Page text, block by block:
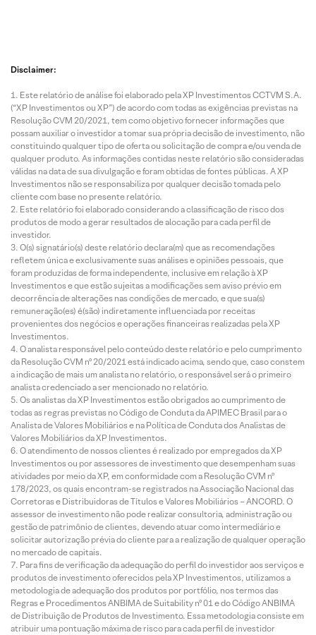
Disclaimer:
Este relatório de análise foi elaborado pela XP Investimentos CCTVM S.A.
(“XP Investimentos ou XP”) de acordo com todas as exigências previstas na
Resolução CVM 20/2021, tem como objetivo fornecer informações que
possam auxiliar o investidor a tomar sua própria decisão de investimento, não
constituindo qualquer tipo de oferta ou solicitação de compra e/ou venda de
qualquer produto. As informações contidas neste relatório são consideradas
válidas na data de sua divulgação e foram obtidas de fontes públicas. A XP
Investimentos não se responsabiliza por qualquer decisão tomada pelo
cliente com base no presente relatório.
Este relatório foi elaborado considerando a classificação de risco dos
produtos de modo a gerar resultados de alocação para cada perfil de
investidor.
O(s) signatário(s) deste relatório declara(m) que as recomendações
refletem única e exclusivamente suas análises e opiniões pessoais, que
foram produzidas de forma independente, inclusive em relação à XP
Investimentos e que estão sujeitas a modificações sem aviso prévio em
decorrência de alterações nas condições de mercado, e que sua(s)
remuneração(es) é(são) indiretamente influenciada por receitas
provenientes dos negócios e operações financeiras realizadas pela XP
Investimentos.
O analista responsável pelo conteúdo deste relatório e pelo cumprimento
da Resolução CVM nº 20/2021 está indicado acima, sendo que, caso constem
a indicação de mais um analista no relatório, o responsável será o primeiro
analista credenciado a ser mencionado no relatório.
Os analistas da XP Investimentos estão obrigados ao cumprimento de
todas as regras previstas no Código de Conduta da APIMEC Brasil para o
Analista de Valores Mobiliários e na Política de Conduta dos Analistas de
Valores Mobiliários da XP Investimentos.
O atendimento de nossos clientes é realizado por empregados da XP
Investimentos ou por assessores de investimento que desempenham suas
atividades por meio da XP, em conformidade com a Resolução CVM nº
178/2023, os quais encontram-se registrados na Associação Nacional das
Corretoras e Distribuidoras de Títulos e Valores Mobiliários – ANCORD. O
assessor de investimento não pode realizar consultoria, administração ou
gestão de patrimônio de clientes, devendo atuar como intermediário e
solicitar autorização prévia do cliente para a realização de qualquer operação
no mercado de capitais.
Para fins de verificação da adequação do perfil do investidor aos serviços e
produtos de investimento oferecidos pela XP Investimentos, utilizamos a
metodologia de adequação dos produtos por portfólio, nos termos das
Regras e Procedimentos ANBIMA de Suitability nº 01 e do Código ANBIMA
de Distribuição de Produtos de Investimento. Essa metodologia consiste em
atribuir uma pontuação máxima de risco para cada perfil de investidor